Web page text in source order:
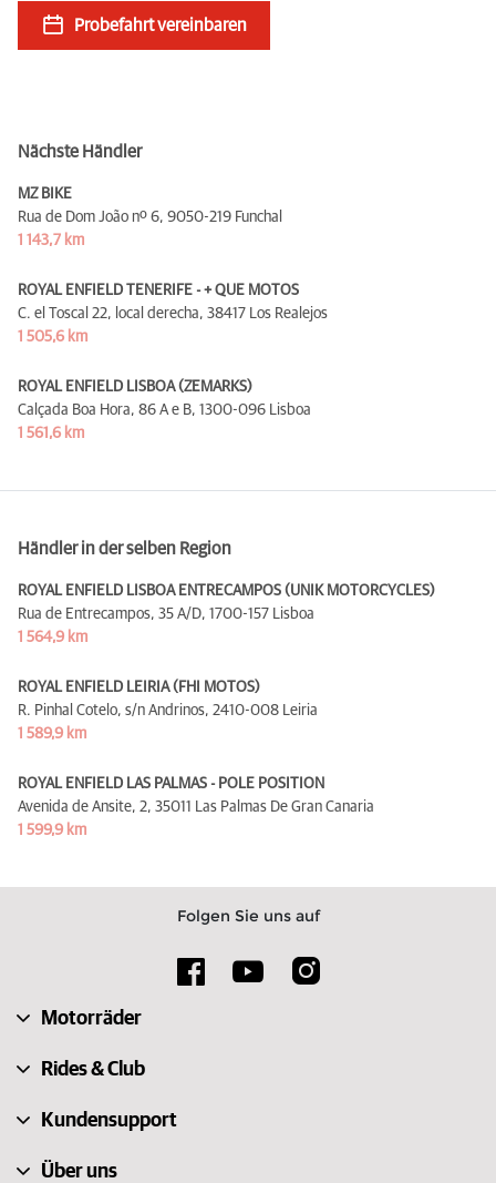
Probefahrt vereinbaren
Nächste Händler
MZ BIKE
Rua de Dom João nº 6, 9050-219 Funchal
1 143,7 km
ROYAL ENFIELD TENERIFE - + QUE MOTOS
C. el Toscal 22, local derecha, 38417 Los Realejos
1 505,6 km
ROYAL ENFIELD LISBOA (ZEMARKS)
Calçada Boa Hora, 86 A e B, 1300-096 Lisboa
1 561,6 km
Händler in der selben Region
ROYAL ENFIELD LISBOA ENTRECAMPOS (UNIK MOTORCYCLES)
Rua de Entrecampos, 35 A/D, 1700-157 Lisboa
1 564,9 km
ROYAL ENFIELD LEIRIA (FHI MOTOS)
R. Pinhal Cotelo, s/n Andrinos, 2410-008 Leiria
1 589,9 km
ROYAL ENFIELD LAS PALMAS - POLE POSITION
Avenida de Ansite, 2, 35011 Las Palmas De Gran Canaria
1 599,9 km
Folgen Sie uns auf
Motorräder
Rides & Club
Kundensupport
Über uns